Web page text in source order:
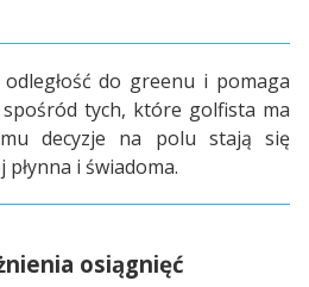
do greenu i pomaga
tych, które golfista ma
decyzje na polu stają się
i świadoma.
osiągnięć